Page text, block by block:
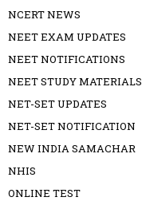
NCERT NEWS
NEET EXAM UPDATES
NEET NOTIFICATIONS
NEET STUDY MATERIALS
NET-SET UPDATES
NET-SET NOTIFICATION
NEW INDIA SAMACHAR
NHIS
ONLINE TEST